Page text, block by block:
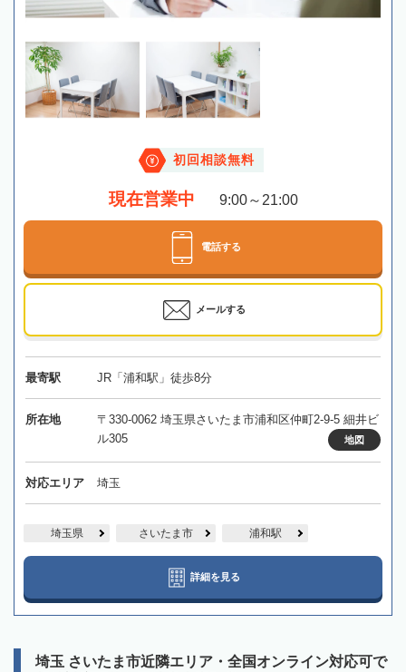
初回相談無料
現在営業中 9:00～21:00
電話する
メールする
最寄駅 JR「浦和駅」徒歩8分
所在地
〒330-0062 埼玉県さいたま市浦和区仲町2-9-5 細井ビ
ル305
地図
対応エリア 埼玉
埼玉県 さいたま市 浦和駅
詳細を見る
埼玉 さいたま市近隣エリア・全国オンライン対応可で